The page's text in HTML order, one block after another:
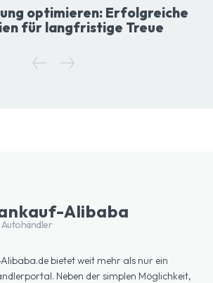
optimieren: Erfolgreiche
für langfristige Treue
Alibaba
bietet weit mehr als nur ein
Neben der simplen Möglichkeit,